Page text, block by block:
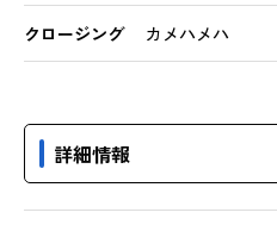
クロージング カメハメハ
詳細情報